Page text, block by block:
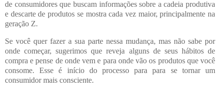
de consumidores que buscam informações sobre a cadeia produtiva
e descarte de produtos se mostra cada vez maior, principalmente na
geração Z.
Se você quer fazer a sua parte nessa mudança, mas não sabe por
onde começar, sugerimos que reveja alguns de seus hábitos de
compra e pense de onde vem e para onde vão os produtos que você
consome. Esse é início do processo para para se tornar um
consumidor mais consciente.